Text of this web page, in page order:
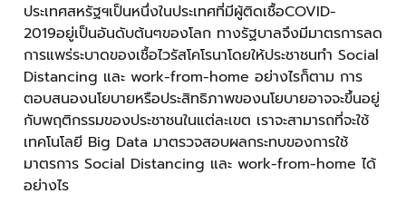
ประเทศสหรัฐฯเป็นหนึ่งในประเทศที่มีผู้ติดเชื้อCOVID-
2019อยู่เป็นอันดับต้นๆของโลก ทางรัฐบาลจึงมีมาตรการลด
การแพร่ระบาดของเชื้อไวรัสโคโรนาโดยให้ประชาชนทำ Social
Distancing และ work-from-home อย่างไรก็ตาม การ
ตอบสนองนโยบายหรือประสิทธิภาพของนโยบายอาจจะขึ้นอยู่
กับพฤติกรรมของประชาชนในแต่ละเขต เราจะสามารถที่จะใช้
เทคโนโลยี Big Data มาตรวจสอบผลกระทบของการใช้
มาตรการ Social Distancing และ work-from-home ได้
อย่างไร